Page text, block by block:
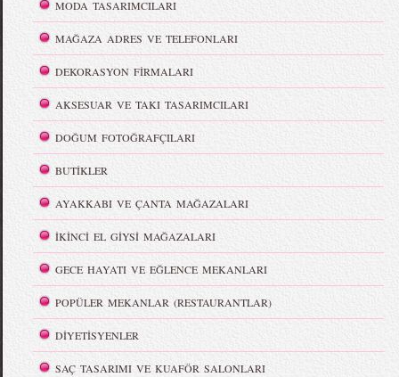
MODA TASARIMCILARI
MAĞAZA ADRES VE TELEFONLARI
DEKORASYON FİRMALARI
AKSESUAR VE TAKI TASARIMCILARI
DOĞUM FOTOĞRAFÇILARI
BUTİKLER
AYAKKABI VE ÇANTA MAĞAZALARI
İKİNCİ EL GİYSİ MAĞAZALARI
GECE HAYATI VE EĞLENCE MEKANLARI
POPÜLER MEKANLAR (RESTAURANTLAR)
DİYETİSYENLER
SAÇ TASARIMI VE KUAFÖR SALONLARI